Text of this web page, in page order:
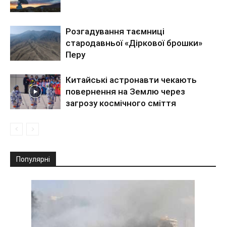
Розгадування таємниці
стародавньої «Діркової брошки»
Перу
Китайські астронавти чекають
повернення на Землю через
загрозу космічного сміття
Популярні